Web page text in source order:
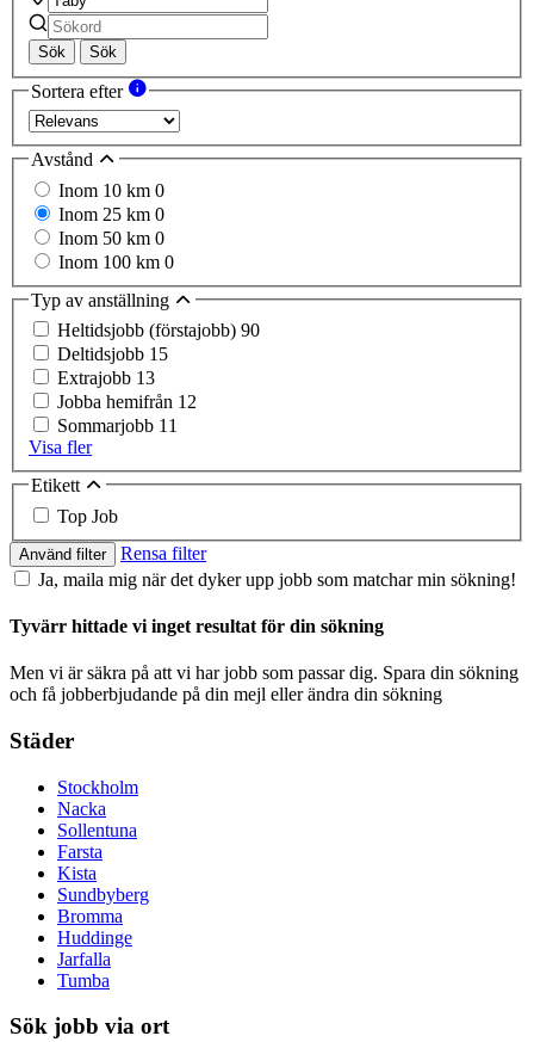
Sök Sök
Sortera efter
Avstånd
Inom 10 km 0
Inom 25 km 0
Inom 50 km 0
Inom 100 km 0
Typ av anställning
Heltidsjobb (förstajobb) 90
Deltidsjobb 15
Extrajobb 13
Jobba hemifrån 12
Sommarjobb 11
Visa fler
Etikett
Top Job
Använd filter
Rensa filter
Ja, maila mig när det dyker upp jobb som matchar min sökning!
Tyvärr hittade vi inget resultat för din sökning
Men vi är säkra på att vi har jobb som passar dig. Spara din sökning
och få jobberbjudande på din mejl eller ändra din sökning
Städer
Stockholm
Nacka
Sollentuna
Farsta
Kista
Sundbyberg
Bromma
Huddinge
Jarfalla
Tumba
Sök jobb via ort